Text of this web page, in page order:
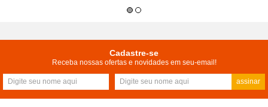
Cadastre-se
Receba nossas ofertas e novidades em seu-email!
assinar